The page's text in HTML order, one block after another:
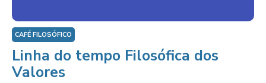
CAFÉ FILOSÓFICO
Linha do tempo Filosófica dos
Valores